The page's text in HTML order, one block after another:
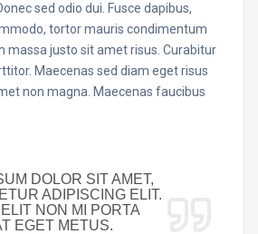
sed odio dui. Fusce dapibus,
tortor mauris condimentum
massa justo sit amet risus. Curabitur
Maecenas sed diam eget risus
non magna. Maecenas faucibus
DOLOR SIT AMET,
ADIPISCING ELIT.
NON MI PORTA
EGET METUS.